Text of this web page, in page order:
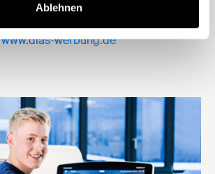
Ablehnen
www.dias-werbung.de